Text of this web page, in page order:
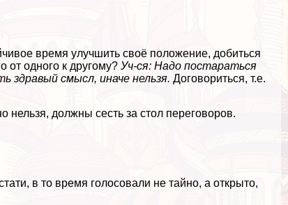
время улучшить своё положение, добиться
от одного к другому?Уч-ся: Надо постараться
здравый смысл, иначе нельзя.Договориться, т.е.
нельзя, должны сесть за стол переговоров.
в то время голосовали не тайно, а открыто,